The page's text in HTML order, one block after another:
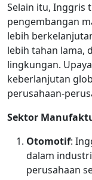
Selain itu, Inggris
pengembangan
lebih
lebih tahan lama,
lingkungan.
keberlanjutan
perusahaan-
Sektor
Otomotif:
dalam
perusahaan